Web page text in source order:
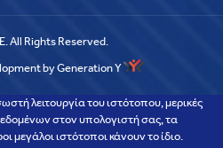
All Rights Reserved.
by Generation Y
λειτουργία του ιστότοπου, μερικές
στον υπολογιστή σας, τα
μεγάλοι ιστότοποι κάνουν το ίδιο.